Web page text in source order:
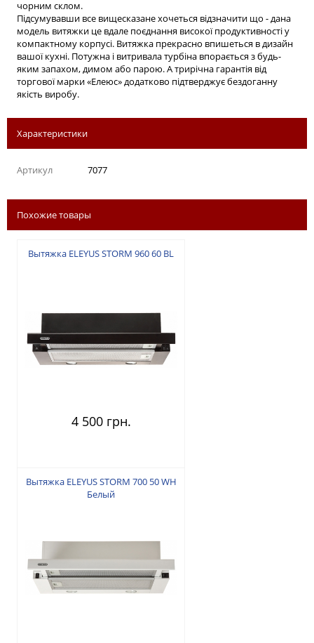
чорним склом.
Підсумувавши все вищесказане хочеться відзначити що - дана
модель витяжки це вдале поєднання високої продуктивності у
компактному корпусі. Витяжка прекрасно впишеться в дизайн
вашої кухні. Потужна і витривала турбіна впорається з будь-
яким запахом, димом або парою. А трирічна гарантія від
торгової марки «Елеюс» додатково підтверджує бездоганну
якість виробу.
Характеристики
Артикул 7077
Похожие товары
Вытяжка ELEYUS STORM 960 60 BL
4 500 грн.
Вытяжка ELEYUS STORM 700 50 WH
Белый